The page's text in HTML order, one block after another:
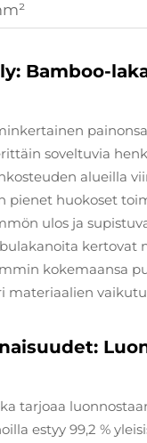
Bamboo-
soveltuvia
alueilla
huokoset
ulos ja
kertovat
kokemaansa
materiaalien
tarjoaa
estyy 99,2 %